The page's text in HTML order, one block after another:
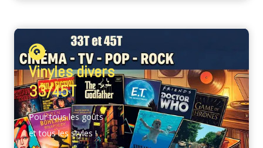
Vinyles divers
33/45T
Pour tous les goûts
et tous les styles !